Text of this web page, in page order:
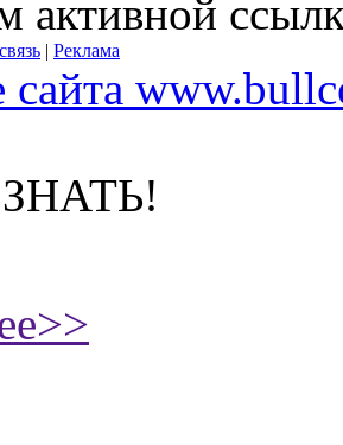
активной
| Реклама
сайта